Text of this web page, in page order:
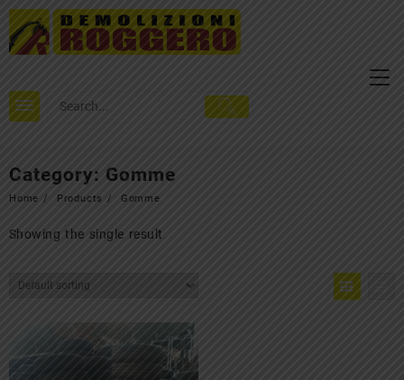
Skip
content
Category: Gomme
Home Products Gomme
Showing the single result